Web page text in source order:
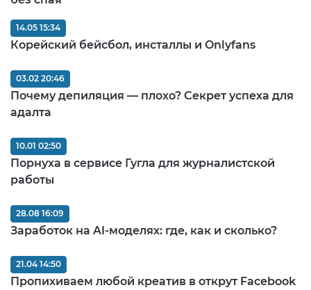
Корейский бейсбол, инсталлы и Onlyfans
14.05 15:34
Почему депиляция — плохо? Секрет успеха для
адалта
03.02 20:46
Порнуха в сервисе Гугла для журналистской
работы
10.01 02:50
Заработок на AI-моделях: где, как и сколько?
28.08 16:09
Пропихиваем любой креатив в открут Facebook
21.04 14:50